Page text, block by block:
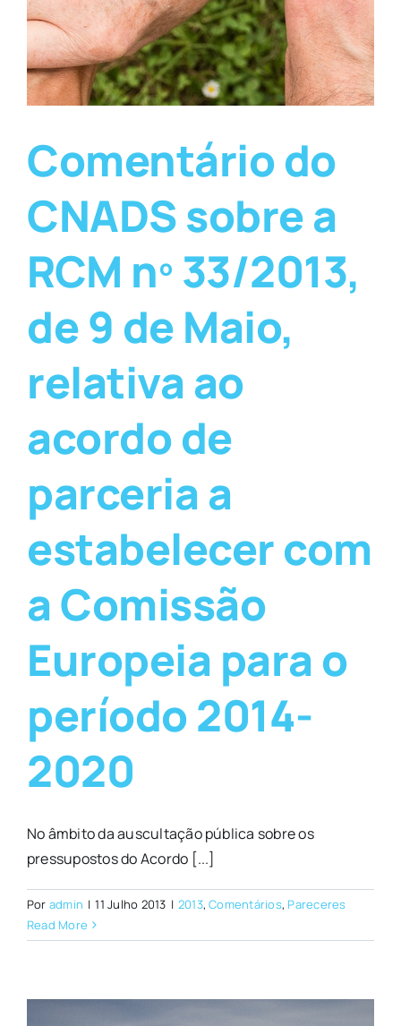
Comentário do
CNADS sobre a
RCM nº 33/2013,
de 9 de Maio,
relativa ao
acordo de
parceria a
estabelecer com
a Comissão
Europeia para o
período 2014-
2020
No âmbito da auscultação pública sobre os
pressupostos do Acordo [...]
Por admin | 11 Julho 2013 | 2013,Comentários, Pareceres
Read More